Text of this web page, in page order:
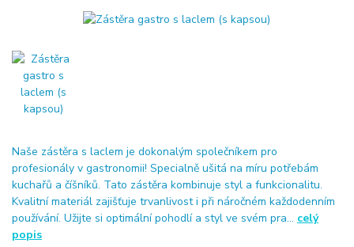
Naše zástěra s laclem je dokonalým společníkem pro
profesionály v gastronomii! Specialně ušitá na míru potřebám
kuchařů a číšníků. Tato zástěra kombinuje styl a funkcionalitu.
Kvalitní materiál zajišťuje trvanlivost i při náročném každodenním
používání. Užijte si optimální pohodlí a styl ve svém pra... celý
popis